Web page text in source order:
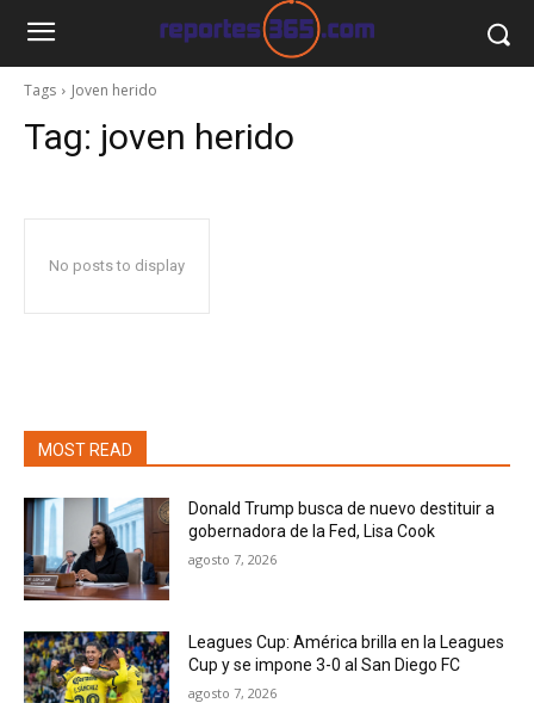
Tags Joven herido
Tag: joven herido
No posts to display
MOST READ
Donald Trump busca de nuevo destituir a
gobernadora de la Fed, Lisa Cook
agosto 7, 2026
Leagues Cup: América brilla en la Leagues
Cup y se impone 3-0 al San Diego FC
agosto 7, 2026